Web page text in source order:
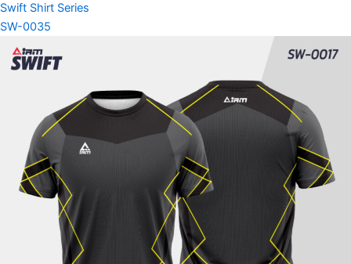
Swift Shirt Series
SW-0035